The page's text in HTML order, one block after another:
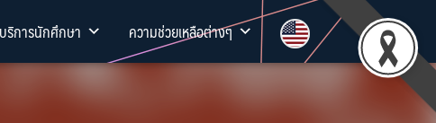
บริการนักศึกษา ความช่วยเหลือต่างๆ